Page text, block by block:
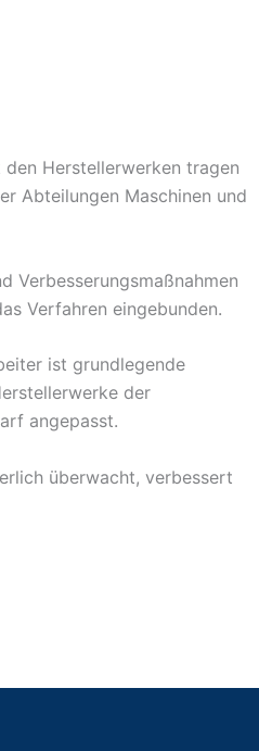
Herstellerwerken tragen
Abteilungen Maschinen und
Verbesserungsmaßnahmen
Verfahren eingebunden.
ist grundlegende
der
angepasst.
überwacht, verbessert